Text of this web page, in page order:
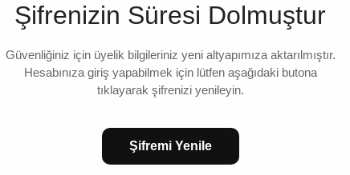
Şifrenizin Süresi Dolmuştur
Güvenliğiniz için üyelik bilgileriniz yeni altyapımıza aktarılmıştır.
Hesabınıza giriş yapabilmek için lütfen aşağıdaki butona
tıklayarak şifrenizi yenileyin.
Şifremi Yenile